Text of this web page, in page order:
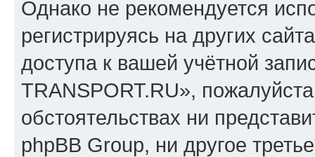
Однако не рекомендуется
регистрируясь на других
доступа к вашей учётной
TRANSPORT.RU»,
обстоятельствах ни
phpBB Group, ни другое